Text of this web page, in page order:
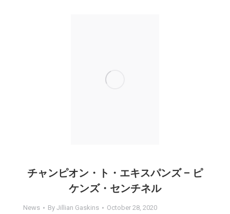
チャンピオン・ト・エキスパンズ – ピ
ケンズ・センチネル
News By Jillian Gaskins October 28, 2020